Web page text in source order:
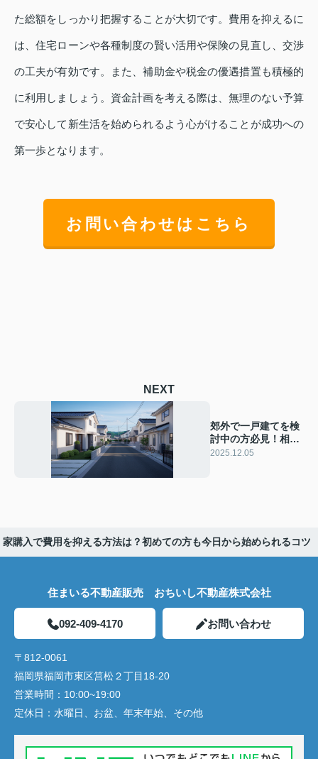
た総額をしっかり把握することが大切です。費用を抑えるに
は、住宅ローンや各種制度の賢い活用や保険の見直し、交渉
の工夫が有効です。また、補助金や税金の優遇措置も積極的
に利用しましょう。資金計画を考える際は、無理のない予算
で安心して新生活を始められるよう心がけることが成功への
第一歩となります。
お問い合わせはこちら
NEXT
郊外で一戸建てを検
討中の方必見！相場
比較でお得な家選び
2025.12.05
家購入で費用を抑える方法は？初めての方も今日から始められるコツ
住まいる不動産販売 おちいし不動産株式会社
092-409-4170 お問い合わせ
〒812-0061
福岡県福岡市東区筥松２丁目18-20
営業時間： 10:00~19:00
定休日： 水曜日、お盆、年末年始、その他